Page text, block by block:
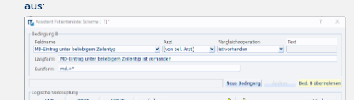
aus: